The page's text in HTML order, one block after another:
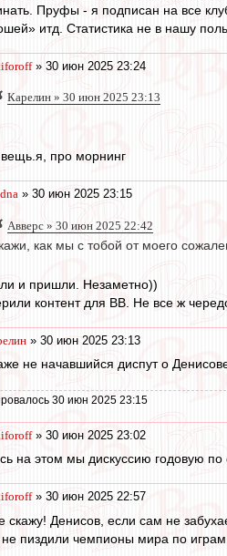
Пруфы - я подписан на все
итд. Статистика не в нашу
» 30 июн 2025 23:24
Карелин » 30 июн 2025 23:13
про морнинг
» 30 июн 2025 23:15
Авверс » 30 июн 2025 22:42
как мы с тобой от моего
и пришли. Незаметно))
контент для ВВ. Не все ж
» 30 июн 2025 23:13
не начавшийся диспут о
30 июн 2025 23:15
» 30 июн 2025 23:02
на этом мы дискуссию годовую по
» 30 июн 2025 22:57
скажу! Денисов, если сам не
пиздили чемпионы мира по играм